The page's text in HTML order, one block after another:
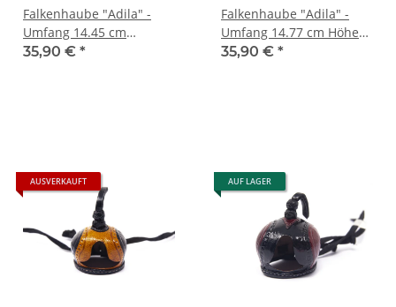
Falkenhaube "Adila" -
Umfang 14.45 cm
cognac/schwarz
35,90 € *
Falkenhaube "Adila" -
Umfang 14.77 cm Höhe
3.7cm braun/cognac
35,90 € *
AUSVERKAUFT AUF LAGER